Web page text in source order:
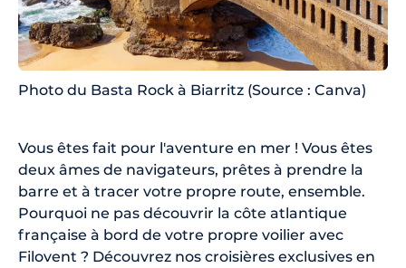
Photo du Basta Rock à Biarritz (Source : Canva)
Vous êtes fait pour l'aventure en mer ! Vous êtes
deux âmes de navigateurs, prêtes à prendre la
barre et à tracer votre propre route, ensemble.
Pourquoi ne pas découvrir la côte atlantique
française à bord de votre propre voilier avec
Filovent ? Découvrez nos croisières exclusives en